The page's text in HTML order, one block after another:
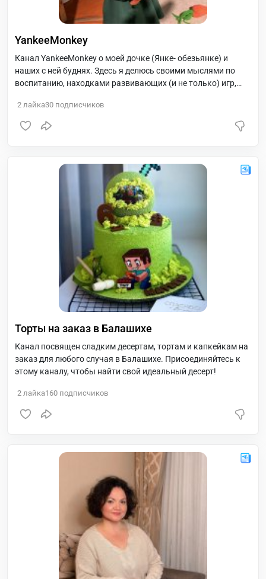
YankeeMonkey
Канал YankeeMonkey о моей дочке (Янке- обезьянке) и
наших с ней буднях. Здесь я делюсь своими мыслями по
воспитанию, находками развивающих (и не только) игр,
интересными находками.
2 лайка30 подписчиков
Торты на заказ в Балашихе
Канал посвящен сладким десертам, тортам и капкейкам на
заказ для любого случая в Балашихе. Присоединяйтесь к
этому каналу, чтобы найти свой идеальный десерт!
2 лайка160 подписчиков